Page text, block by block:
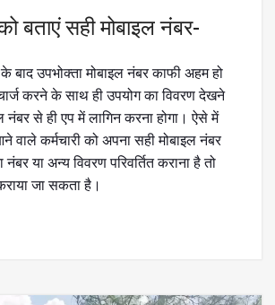
को बताएं सही मोबाइल नंबर-
बाद उपभोक्ता मोबाइल नंबर काफी अहम हो
करने के साथ ही उपयोग का विवरण देखने
नंबर से ही एप में लागिन करना होगा। ऐसे में
वाले कर्मचारी को अपना सही मोबाइल नंबर
नंबर या अन्य विवरण परिवर्तित कराना है तो
जा सकता है।